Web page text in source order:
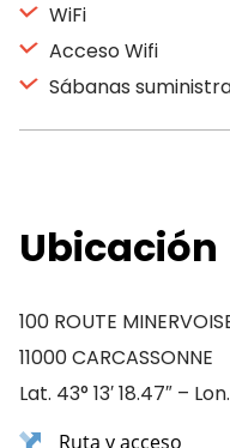
WiFi
Acceso Wifi
Sábanas
Ubicación
100 ROUTE
11000 CARCASSONNE
Lat. 43° 13′ 18.47″ –
Ruta y acceso